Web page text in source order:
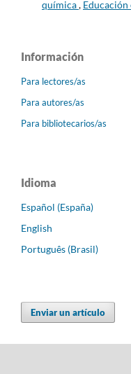
química,
Información
Para lectores/as
Para autores/as
Para bibliotecarios/as
Idioma
Español (España)
English
Português (Brasil)
Enviar un artículo